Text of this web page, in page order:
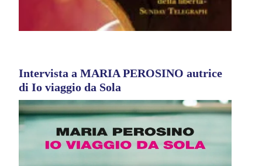
Intervista a MARIA PEROSINO autrice
di Io viaggio da Sola